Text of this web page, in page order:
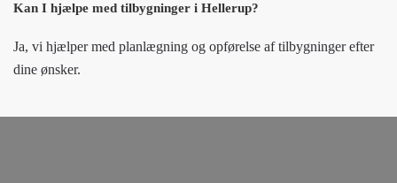
Kan I hjælpe med tilbygninger i Hellerup?
Ja, vi hjælper med planlægning og opførelse af tilbygninger efter
dine ønsker.